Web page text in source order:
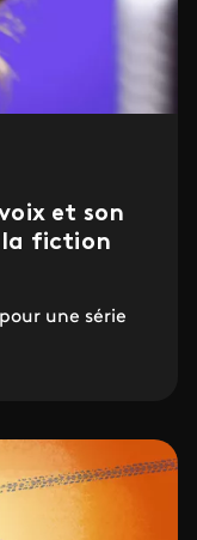
et son
la fiction
une série